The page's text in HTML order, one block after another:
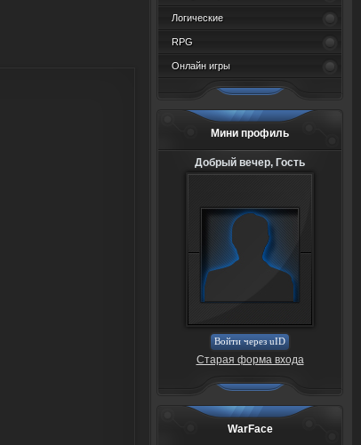
Логические
RPG
Онлайн игры
Мини профиль
Добрый вечер, Гость
Войти через uID
Старая форма входа
WarFace